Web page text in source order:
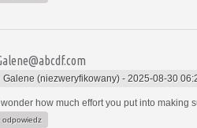
Galene (niezweryfikowany) - 2025-08-30
wonder how much effort you put into making
odpowiedz